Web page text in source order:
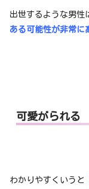
出世するような男性
ある可能性が非常に
可愛がられる
わかりやすくいうと